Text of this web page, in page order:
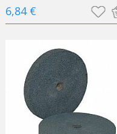
6,84 €